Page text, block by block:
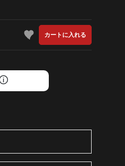
カートに入れる